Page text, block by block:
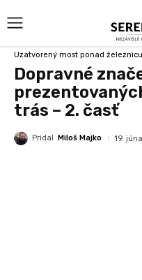
Uzatvorený most ponad železnicu
Dopravné
trás – 2. časť
Pridal Miloš Majko 19.